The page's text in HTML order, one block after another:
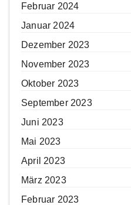
Februar 2024
Januar 2024
Dezember 2023
November 2023
Oktober 2023
September 2023
Juni 2023
Mai 2023
April 2023
März 2023
Februar 2023